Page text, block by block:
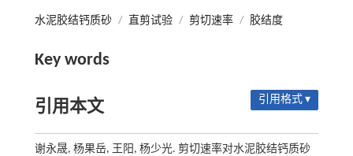
水泥胶结钙质砂 / 直剪试验 / 剪切速率 / 胶结度
Key words
引用本文 引用格式 ▾
谢永晟, 杨果岳, 王阳, 杨少光. 剪切速率对水泥胶结钙质砂